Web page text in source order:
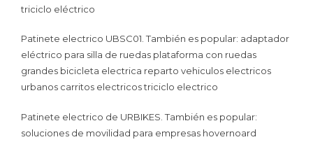
triciclo eléctrico
Patinete electrico UBSC01. También es popular: adaptador
eléctrico para silla de ruedas plataforma con ruedas
grandes bicicleta electrica reparto vehiculos electricos
urbanos carritos electricos triciclo electrico
Patinete electrico de URBIKES. También es popular:
soluciones de movilidad para empresas hovernoard